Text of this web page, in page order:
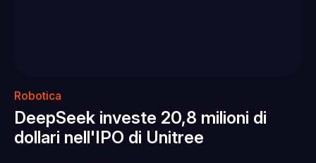
Robotica
DeepSeek investe 20,8 milioni di
dollari nell'IPO di Unitree